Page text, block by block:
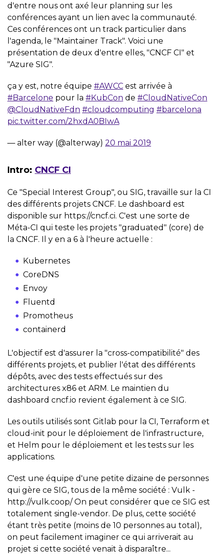
d'entre nous ont axé leur planning sur les
conférences ayant un lien avec la communauté.
Ces conférences ont un track particulier dans
l'agenda, le "Maintainer Track". Voici une
présentation de deux d'entre elles, "CNCF CI" et
"Azure SIG".
ça y est, notre équipe #AWCC est arrivée à
#Barcelone pour la #KubCon de #CloudNativeCon
@CloudNativeFdn #cloudcomputing #barcelona
pic.twitter.com/2hxdA0BIwA
— alter way (@alterway) 20 mai 2019
Intro: CNCF CI
Ce "Special Interest Group", ou SIG, travaille sur la CI
des différents projets CNCF. Le dashboard est
disponible sur https://cncf.ci. C'est une sorte de
Méta-CI qui teste les projets "graduated" (core) de
la CNCF. Il y en a 6 à l'heure actuelle :
Kubernetes
CoreDNS
Envoy
Fluentd
Promotheus
containerd
L'objectif est d'assurer la "cross-compatibilité" des
différents projets, et publier l'état des différents
dépôts, avec des tests effectués sur des
architectures x86 et ARM. Le maintien du
dashboard cncf.io revient également à ce SIG.
Les outils utilisés sont Gitlab pour la CI, Terraform et
cloud-init pour le déploiement de l'infrastructure,
et Helm pour le déploiement et les tests sur les
applications.
C'est une équipe d'une petite dizaine de personnes
qui gère ce SIG, tous de la même société : Vulk -
http://vulk.coop/ On peut considérer que ce SIG est
totalement single-vendor. De plus, cette société
étant très petite (moins de 10 personnes au total),
on peut facilement imaginer ce qui arriverait au
projet si cette société venait à disparaître...